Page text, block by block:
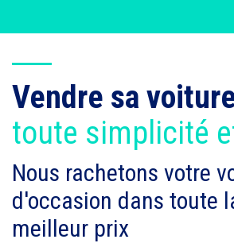
Vendre sa
toute simplicité
Nous rachetons votre
d'occasion dans toute
meilleur prix